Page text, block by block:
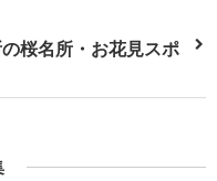
桜名所・お花見スポ